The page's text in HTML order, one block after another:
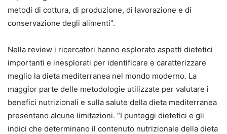
metodi di cottura, di produzione, di lavorazione e di
conservazione degli alimenti”.
Nella review i ricercatori hanno esplorato aspetti dietetici
importanti e inesplorati per identificare e caratterizzare
meglio la dieta mediterranea nel mondo moderno. La
maggior parte delle metodologie utilizzate per valutare i
benefici nutrizionali e sulla salute della dieta mediterranea
presentano alcune limitazioni. “I punteggi dietetici e gli
indici che determinano il contenuto nutrizionale della dieta